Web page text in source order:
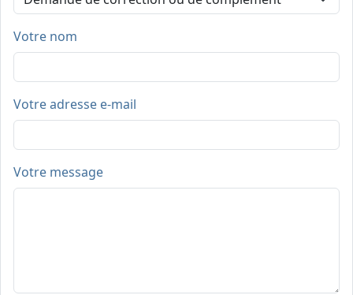
Votre nom
Votre adresse e-mail
Votre message